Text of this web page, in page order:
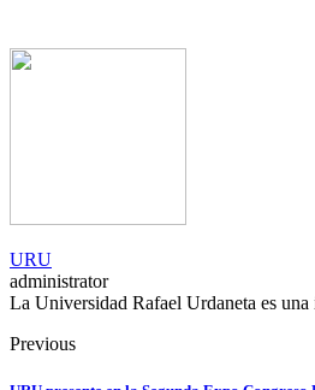
URU
administrator
La Universidad Rafael Urdaneta es
Previous